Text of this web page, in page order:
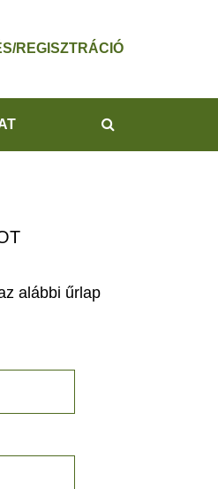
REGISZTRÁCIÓ
alábbi űrlap